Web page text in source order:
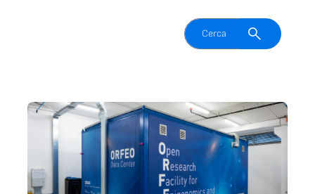
Attiva il campo di ricerca